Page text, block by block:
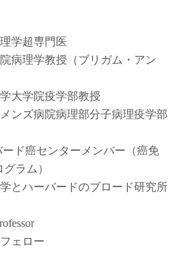
学超専門医
病理学教授（ブリガム・アン
大学院疫学部教授
ンズ病院病理部分子病理疫学部
ード癌センターメンバー（癌免
グラム）
とハーバードのブロード研究所
ェロー